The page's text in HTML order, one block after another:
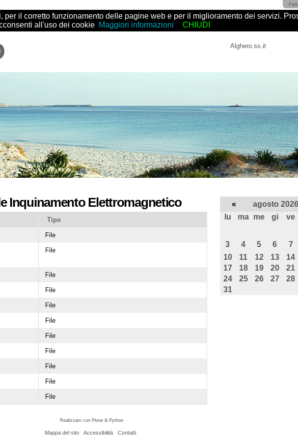
Alghero.ss.it
Inquinamento Elettromagnetico
Tipo
File
File
File
File
File
File
File
File
File
File
File
« agosto 2026
lu ma me gi ve
3
4 5 6 7
10
11 12 13 14
17
18 19 20 21
24
25 26 27 28
31
Realizzato con Plone & Python
Mappa del sito Accessibilità Contatti
il corretto funzionamento delle pagine web e per il miglioramento dei servizi.
all'uso dei cookie
Maggiori informazioni CHIUDI